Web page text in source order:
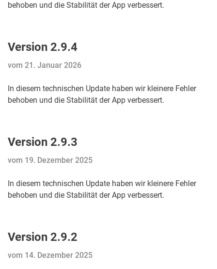
behoben und die Stabilität der App verbessert.
Version 2.9.4
vom 21. Januar 2026
In diesem technischen Update haben wir kleinere Fehler
behoben und die Stabilität der App verbessert.
Version 2.9.3
vom 19. Dezember 2025
In diesem technischen Update haben wir kleinere Fehler
behoben und die Stabilität der App verbessert.
Version 2.9.2
vom 14. Dezember 2025